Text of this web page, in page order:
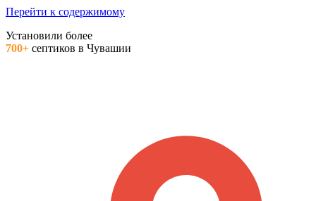
Перейти к содержимому
Установили более
700+ септиков в Чувашии